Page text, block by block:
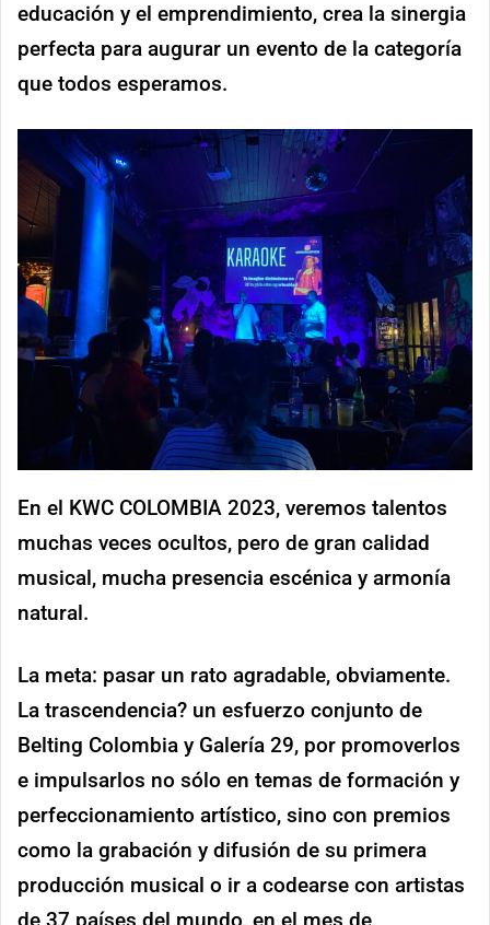
educación y el emprendimiento, crea la sinergia
perfecta para augurar un evento de la categoría
que todos esperamos.
En el KWC COLOMBIA 2023, veremos talentos
muchas veces ocultos, pero de gran calidad
musical, mucha presencia escénica y armonía
natural.
La meta: pasar un rato agradable, obviamente.
La trascendencia? un esfuerzo conjunto de
Belting Colombia y Galería 29, por promoverlos
e impulsarlos no sólo en temas de formación y
perfeccionamiento artístico, sino con premios
como la grabación y difusión de su primera
producción musical o ir a codearse con artistas